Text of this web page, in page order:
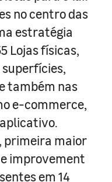
no centro das
estratégia
Lojas físicas,
também nas
e-commerce,
primeira maior
improvement
em 14